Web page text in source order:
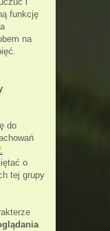
funkcję
na
do
o
tej grupy